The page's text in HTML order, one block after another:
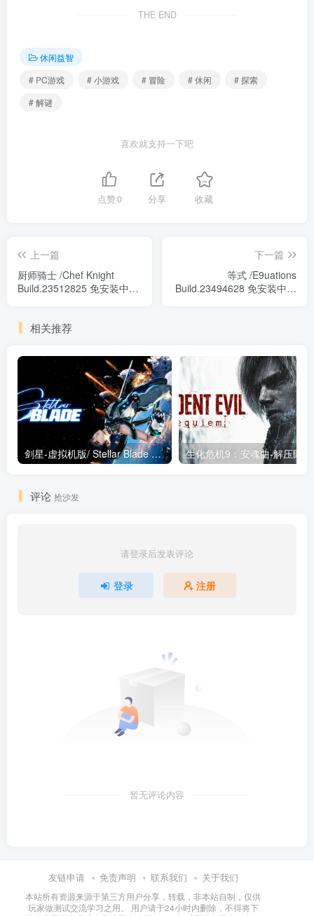
THE END
休闲益智
# PC游戏
# 小游戏 # 冒险 # 休闲
# 探索
# 解谜
喜欢就支持一下吧
点赞0 分享 收藏
上一篇
厨师骑士 /Chef Knight
Build.23512825 免安装中文
下一篇
等式 /E9uations
Build.23494628 免安装中文
相关推荐
剑星-虚拟机版/ Stellar Blade v1.4.1|Build.19963153 终极版新补丁 送修改器 免安装中文版
评论 抢沙发
请登录后发表评论
登录 注册
暂无评论内容
友链申请 免责声明 联系我们 关于我们
本站所有资源来源于第三方用户分享，转载，非本站自制，仅供
玩家做测试交流学习之用。 用户请于24小时内删除，不得将下